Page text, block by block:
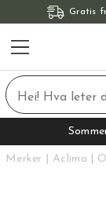
Gratis
Merker Aclima